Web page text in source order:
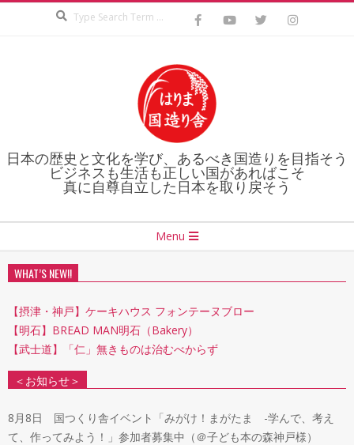
日本の歴史と文化を学び、あるべき国造りを目指そう
ビジネスも生活も正しい国があればこそ
真に自尊自立した日本を取り戻そう
Menu
Menu
WHAT’S NEW!!
【摂津・神戸】ケーキハウス フォンテーヌブロー
【明石】BREAD MAN明石（Bakery）
【武士道】「仁」無きものは治むべからず
＜お知らせ＞
8月8日 国つくり舎イベント「みがけ！まがたま -学んで、考え
て、作ってみよう！」参加者募集中（＠子ども本の森神戸様）